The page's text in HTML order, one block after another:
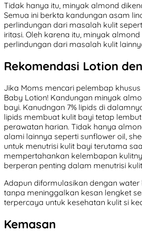
Tidak hanya itu, minyak almond
Semua ini berkta kandungan asam
perlindungan dari masalah kulit
iritasi. Oleh karena itu, minyak
perlindungan dari masalah kulit
Rekomendasi Lotion
Jika Moms mencari pelembap
Baby Lotion! Kandungan minyak
bayi. Kanudngan 7% lipids di
lipids membuat kulit bayi tetap
perawatan harian. Tidak hanya
alami lainnya seperti sunflower oil,
untuk menutrisi kulit bayi terutama
mempertahankan kelembapan
berperan penting dalam menutrisi
Adapun diformulasikan dengan
tanpa meninggalkan kesan lengket
terpercaya untuk kesehatan kulit si
Kemasan